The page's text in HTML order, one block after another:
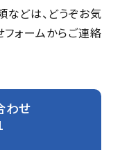
などは、 どうぞお気
ォームからご連絡
わせ